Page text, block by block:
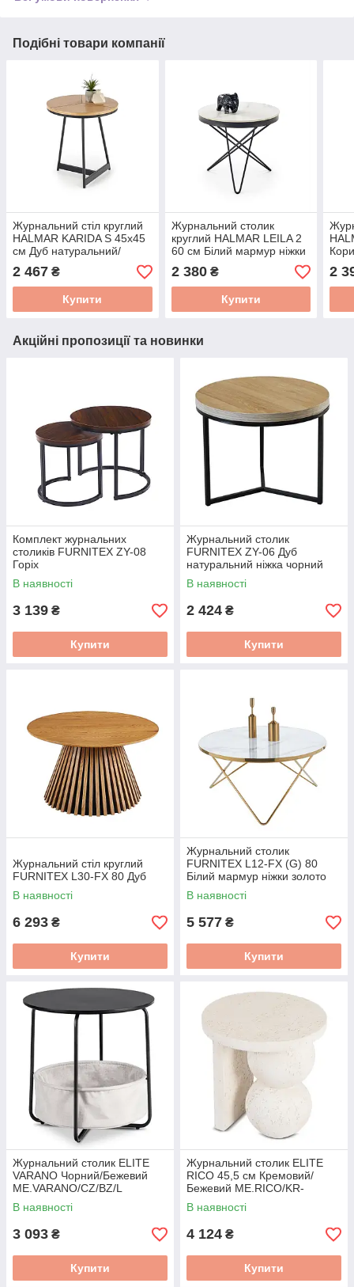
Подібні товари компанії
Журнальний стіл круглий
HALMAR KARIDA S 45x45
см Дуб натуральний/
чорний V-CH-KARIDA-S-
LAW
2 467 ₴
Купити
Журнальний столик
круглий HALMAR LEILA 2
60 см Білий мармур ніжки
чорний V-CH-LEILA_2-
LAW
2 380₴
Купити
2
Акційні пропозиції та новинки
Комплект журнальних
столиків FURNITEX ZY-08
Горіх
В наявності
3 139 ₴
Купити
Журнальний столик
FURNITEX ZY-06 Дуб
натуральний ніжка чорний
В наявності
2 424 ₴
Купити
Журнальний стіл круглий
FURNITEX L30-FX 80 Дуб
В наявності
6 293 ₴
Купити
Журнальний столик
FURNITEX L12-FX (G) 80
Білий мармур ніжки золото
В наявності
5 577 ₴
Купити
Журнальний столик ELITE
VARANO Чорний/Бежевий
ME.VARANO/CZ/BZ/L
В наявності
3 093 ₴
Купити
Журнальний столик ELITE
RICO 45,5 см Кремовий/
Бежевий ME.RICO/KR-
BZ/MGO/L
В наявності
4 124 ₴
Купити